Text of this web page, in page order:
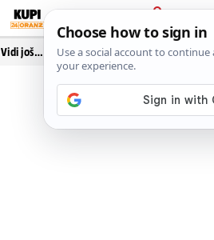
PRIJAVA
Vidi još…